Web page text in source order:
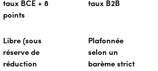
taux BCE + 8
points
taux B2B
Libre (sous
réserve de
réduction
Plafonnée
selon un
barème strict